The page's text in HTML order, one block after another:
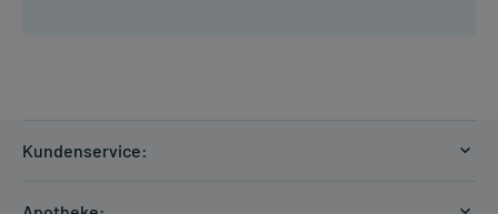
Kundenservice: